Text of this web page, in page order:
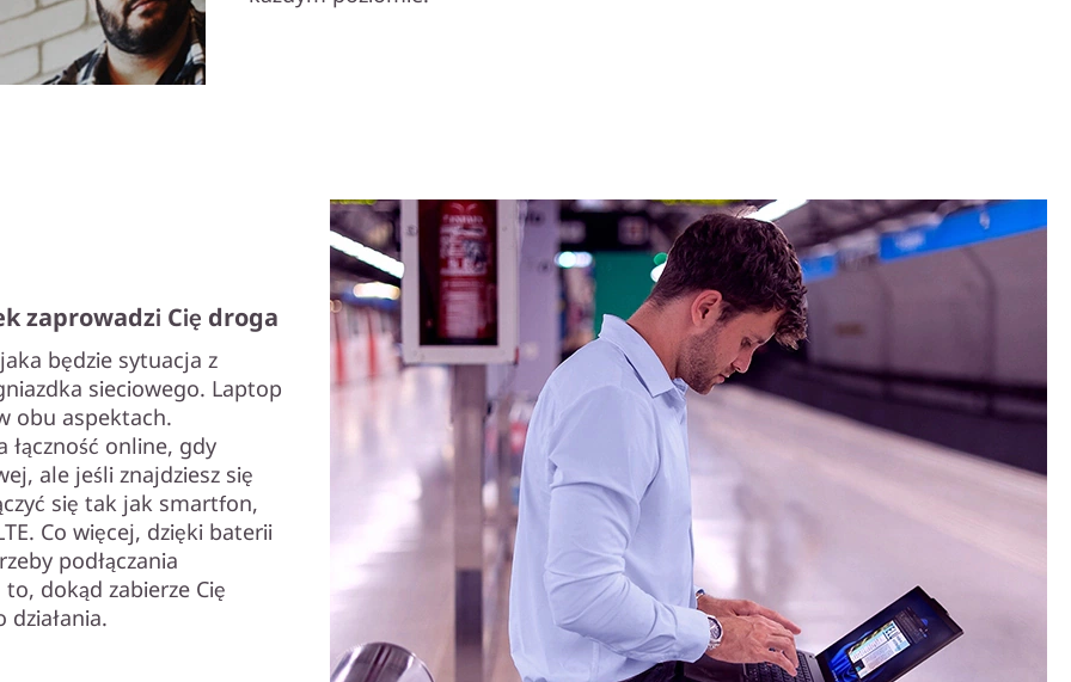
zaprowadzi Cię droga
będzie sytuacja z
sieciowego. Laptop
obu aspektach.
łączność online, gdy
ale jeśli znajdziesz się
się tak jak smartfon,
Co więcej, dzięki baterii
podłączania
dokąd zabierze Cię